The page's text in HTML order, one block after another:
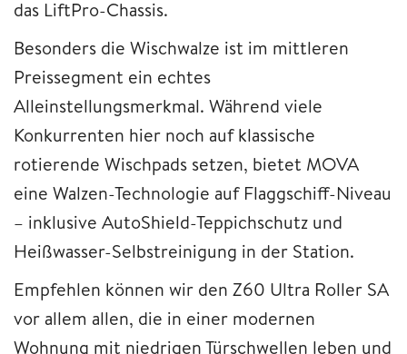
das LiftPro-Chassis.
Besonders die Wischwalze ist im mittleren
Preissegment ein echtes
Alleinstellungsmerkmal. Während viele
Konkurrenten hier noch auf klassische
rotierende Wischpads setzen, bietet MOVA
eine Walzen-Technologie auf Flaggschiff-Niveau
– inklusive AutoShield-Teppichschutz und
Heißwasser-Selbstreinigung in der Station.
Empfehlen können wir den Z60 Ultra Roller SA
vor allem allen, die in einer modernen
Wohnung mit niedrigen Türschwellen leben und